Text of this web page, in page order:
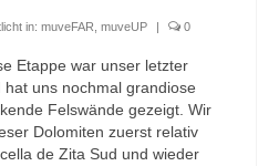
in: muveFAR muveUP 0
Etappe war unser letzter
uns nochmal grandiose
Felswände gezeigt. Wir
Dolomiten zuerst relativ
de Zita Sud und wieder